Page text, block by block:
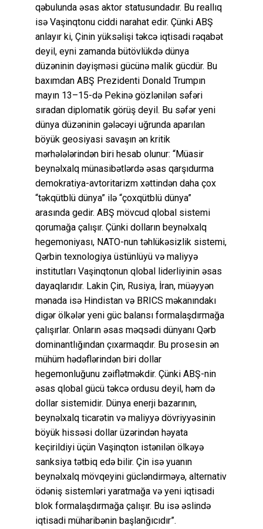
qəbulunda əsas aktor statusundadır. Bu reallıq
isə Vaşinqtonu ciddi narahat edir. Çünki ABŞ
anlayır ki, Çinin yüksəlişi təkcə iqtisadi rəqabət
deyil, eyni zamanda bütövlükdə dünya
düzəninin dəyişməsi gücünə malik gücdür. Bu
baxımdan ABŞ Prezidenti Donald Trumpın
mayın 13–15-də Pekinə gözlənilən səfəri
sıradan diplomatik görüş deyil. Bu səfər yeni
dünya düzəninin gələcəyi uğrunda aparılan
böyük geosiyasi savaşın ən kritik
mərhələlərindən biri hesab olunur: “Müasir
beynəlxalq münasibətlərdə əsas qarşıdurma
demokratiya-avtoritarizm xəttindən daha çox
“təkqütblü dünya” ilə “çoxqütblü dünya”
arasında gedir. ABŞ mövcud qlobal sistemi
qorumağa çalışır. Çünki dolların beynəlxalq
hegemoniyası, NATO-nun təhlükəsizlik sistemi,
Qərbin texnologiya üstünlüyü və maliyyə
institutları Vaşinqtonun qlobal liderliyinin əsas
dayaqlarıdır. Lakin Çin, Rusiya, İran, müəyyən
mənada isə Hindistan və BRICS məkanındakı
digər ölkələr yeni güc balansı formalaşdırmağa
çalışırlar. Onların əsas məqsədi dünyanı Qərb
dominantlığından çıxarmaqdır. Bu prosesin ən
mühüm hədəflərindən biri dollar
hegemonluğunu zəiflətməkdir. Çünki ABŞ-nin
əsas qlobal gücü təkcə ordusu deyil, həm də
dollar sistemidir. Dünya enerji bazarının,
beynəlxalq ticarətin və maliyyə dövriyyəsinin
böyük hissəsi dollar üzərindən həyata
keçirildiyi üçün Vaşinqton istənilən ölkəyə
sanksiya tətbiq edə bilir. Çin isə yuanın
beynəlxalq mövqeyini gücləndirməyə, alternativ
ödəniş sistemləri yaratmağa və yeni iqtisadi
blok formalaşdırmağa çalışır. Bu isə əslində
iqtisadi müharibənin başlanğıcıdır”.